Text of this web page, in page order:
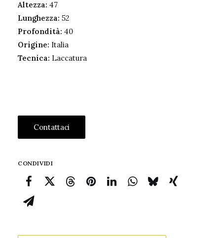
Altezza: 47
Lunghezza: 52
Profondità: 40
Origine: Italia
Tecnica: Laccatura
Contattaci
CONDIVIDI